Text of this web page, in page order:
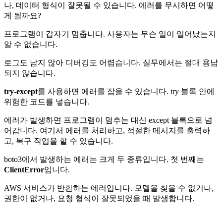
나, 데이터 형식이 잘못될 수 있습니다. 에러를 무시하면 어떻
게 될까요?
프로그램이 갑자기 멈춥니다. 사용자는 무슨 일이 일어났는지
알 수 없습니다.
로그도 남지 않아 디버깅도 어렵습니다. 실무에서는 절대 용납
되지 않습니다.
try-except를 사용하면 에러를 잡을 수 있습니다. try 블록 안에
위험한 코드를 넣습니다.
에러가 발생하면 프로그램이 멈추는 대신 except 블록으로 넘
어갑니다. 여기서 에러를 처리하고, 적절한 메시지를 출력하
고, 복구 작업을 할 수 있습니다.
boto3에서 발생하는 에러는 크게 두 종류입니다. 첫 번째는
ClientError입니다.
AWS 서비스가 반환하는 에러입니다. 모델을 찾을 수 없거나,
권한이 없거나, 요청 형식이 잘못되었을 때 발생합니다.